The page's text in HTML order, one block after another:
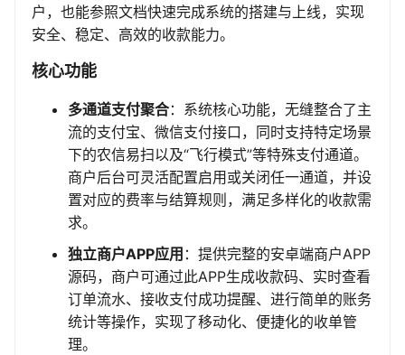
户，也能参照文档快速完成系统的搭建与上线，实现
安全、稳定、高效的收款能力。
核心功能
多通道支付聚合：系统核心功能，无缝整合了主
流的支付宝、微信支付接口，同时支持特定场景
下的农信易扫以及“飞行模式”等特殊支付通道。
商户后台可灵活配置启用或关闭任一通道，并设
置对应的费率与结算规则，满足多样化的收款需
求。
独立商户APP应用 ：提供完整的安卓端商户APP
源码，商户可通过此APP生成收款码、实时查看
订单流水、接收支付成功提醒、进行简单的账务
统计等操作，实现了移动化、便捷化的收单管
理。